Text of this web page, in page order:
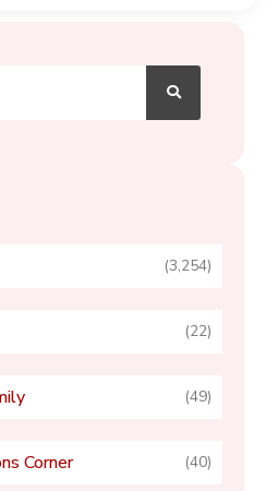
Search
(3,254)
(22)
(49)
Corner (40)